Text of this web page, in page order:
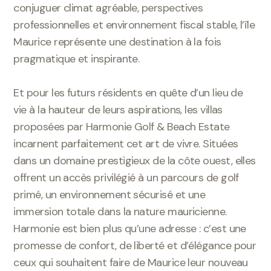
conjuguer climat agréable, perspectives
professionnelles et environnement fiscal stable, l’île
Maurice représente une destination à la fois
pragmatique et inspirante.
Et pour les futurs résidents en quête d’un lieu de
vie à la hauteur de leurs aspirations, les villas
proposées par Harmonie Golf & Beach Estate
incarnent parfaitement cet art de vivre. Situées
dans un domaine prestigieux de la côte ouest, elles
offrent un accès privilégié à un parcours de golf
primé, un environnement sécurisé et une
immersion totale dans la nature mauricienne.
Harmonie est bien plus qu’une adresse : c’est une
promesse de confort, de liberté et d’élégance pour
ceux qui souhaitent faire de Maurice leur nouveau